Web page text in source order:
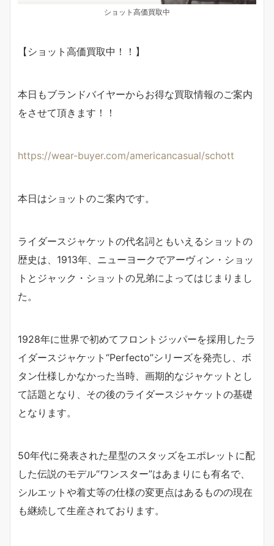
ショット高価買取中
【ショット高価買取中！！】
本日もブランドバイヤーからお得な買取情報のご案内
をさせて頂きます！！
https://wear-buyer.com/americancasual/schott
本日はショットのご案内です。
ライダースジャケットの代名詞ともいえるショットの
歴史は、1913年、ニューヨークでアーヴィン・ショッ
トとジャック・ショットの兄弟によってはじまりまし
た。
1928年に世界で初めてフロントジッパーを採用したラ
イダースジャケット“Perfecto”シリーズを発売し、ボ
タン仕様しかなかった当時、画期的なジャケットとし
て話題となり、その後のライダースジャケットの基礎
となります。
50年代に発表された星型のスタッズをエポレットに配
した伝説のモデル“ワンスター”はあまりにも有名で、
シルエットや着丈等の仕様の変更点はあるものの現在
も継続して生産されております。